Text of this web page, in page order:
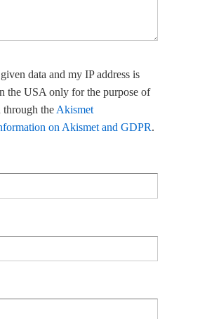
data and my IP address is
the USA only for the purpose of
through the Akismet
on Akismet and GDPR.